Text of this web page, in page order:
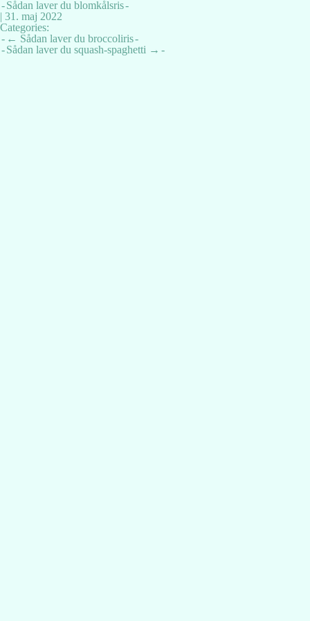
Sådan laver du blomkålsris
| 31. maj 2022
Categories:
Indlægsnavigation
← Sådan laver du broccoliris
Sådan laver du squash-spaghetti →